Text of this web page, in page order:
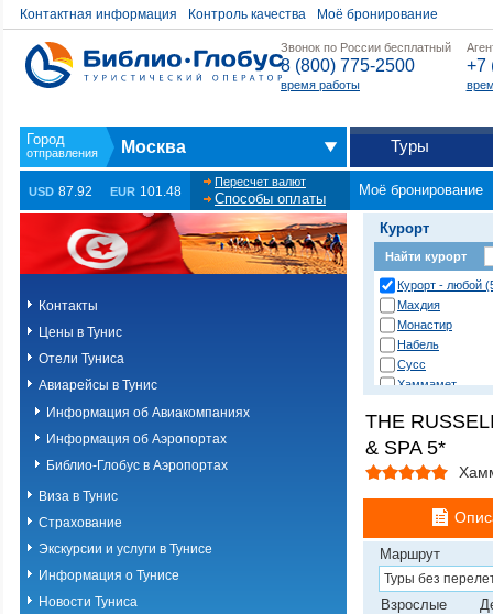
Контактная информация Контроль качества Моё бронирование
Звонок по России бесплатный
8 (800) 775-2500
время работы
+7
Москва Туры
USD 87.92 EUR 101.48
Пересчет валют
Способы оплаты
Моё бронирование
Контакты
Цены в Тунис
Отели Туниса
Авиарейсы в Тунис
Информация об Авиакомпаниях
Информация об Аэропортах
Библио-Глобус в Аэропортах
Виза в Тунис
Страхование
Экскурсии и услуги в Тунисе
Информация о Тунисе
Новости Туниса
Курорт
Найти курорт
Курорт - любой
Махдия
Монастир
Набель
Сусс
Хаммамет
THE
& SPA 5*
Маршрут
Взрослые